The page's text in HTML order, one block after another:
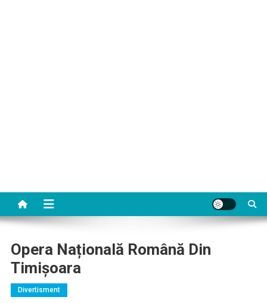
Opera Națională Română Din
Timișoara
Divertisment